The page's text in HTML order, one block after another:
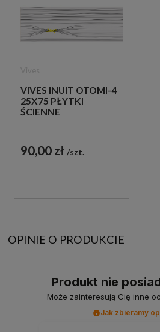
VIVES INUIT OTOMI-4
25X75 PŁYTKI
ŚCIENNE
90,00 zł szt.
OPINIE O PRODUKCIE
Produkt nie
Może zainteresują Cię inne
Jak zbieramy